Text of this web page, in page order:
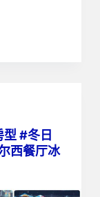
型 #冬日
西餐厅冰